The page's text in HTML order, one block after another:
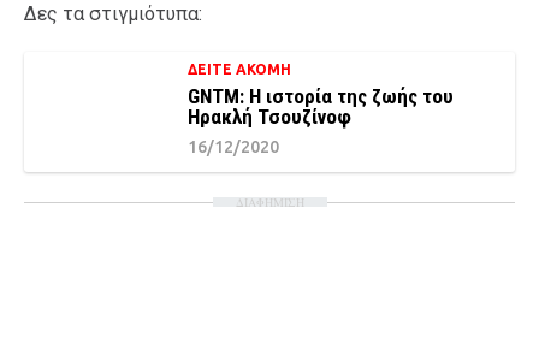
Δες τα στιγμιότυπα:
ΔΕΙΤΕ ΑΚΟΜΗ
GNTM: Η ιστορία της ζωής του
Ηρακλή Τσουζίνοφ
16/12/2020
ΔΙΑΦΗΜΙΣΗ